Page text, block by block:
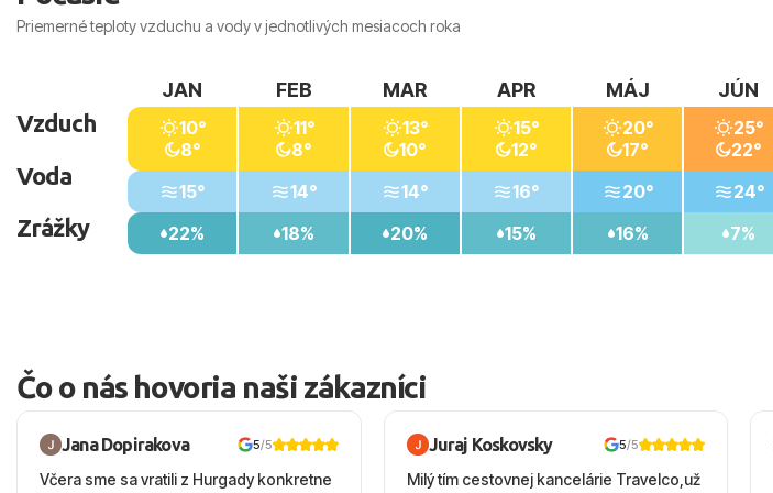
Priemerné teploty vzduchu a vody v jednotlivých mesiacoch roka
Vzduch
Voda
Zrážky
JAN
10°
8°
15°
22%
FEB
11°
8°
14°
18%
MAR
13°
10°
14°
20%
APR
15°
12°
16°
15%
MÁJ
20°
17°
20°
16%
JÚN
25°
22°
24°
7%
Čo o nás hovoria naši zákazníci
Jana Dopirakova 5/5
Včera sme sa vratili z Hurgady konkretne
Juraj Koskovsky 5/5
Milý tím cestovnej kancelárie Travelco,už